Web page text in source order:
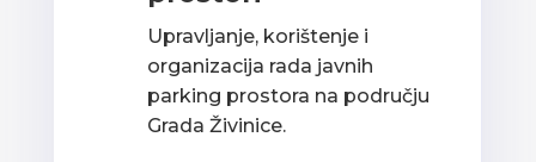
Upravljanje, korištenje i
organizacija rada javnih
parking prostora na području
Grada Živinice.